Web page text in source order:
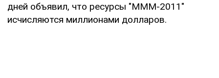
дней объявил, что ресурсы "МММ-2011"
исчисляются миллионами долларов.